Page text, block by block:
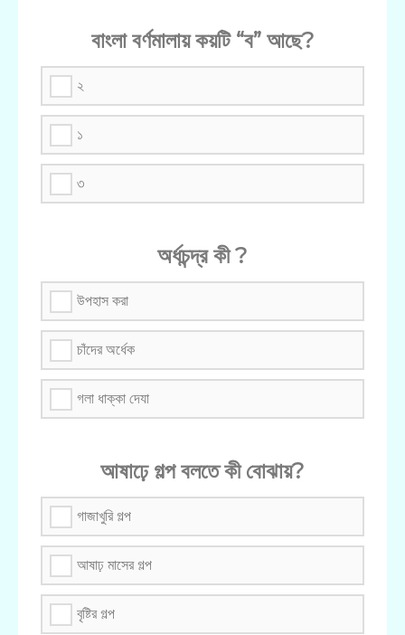
বাংলা বর্ণমালায় কয়টি “ব” আছে?
২
১
৩
অর্ধচন্দ্র কী ?
উপহাস করা
চাঁদের অর্ধেক
গলা ধাক্কা দেযা
আষাঢ়ে গল্প বলতে কী বোঝায়?
গাজাখুরি গল্প
আষাঢ় মাসের গল্প
বৃষ্টির গল্প